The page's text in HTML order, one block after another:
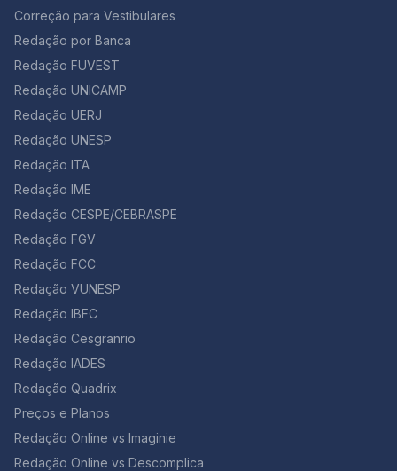
Correção para Vestibulares
Redação por Banca
Redação FUVEST
Redação UNICAMP
Redação UERJ
Redação UNESP
Redação ITA
Redação IME
Redação CESPE/CEBRASPE
Redação FGV
Redação FCC
Redação VUNESP
Redação IBFC
Redação Cesgranrio
Redação IADES
Redação Quadrix
Preços e Planos
Redação Online vs Imaginie
Redação Online vs Descomplica